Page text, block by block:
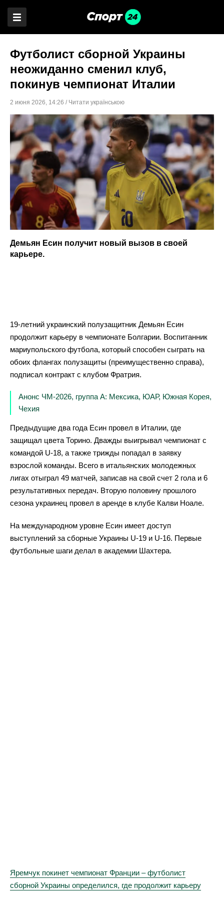
Футболист сборной Украины
неожиданно сменил клуб,
покинув чемпионат Италии
2 июня 2026, 14:26 / Читати українською
Демьян Есин получит новый вызов в своей
карьере.
19-летний украинский полузащитник Демьян Есин
продолжит карьеру в чемпионате Болгарии. Воспитанник
мариупольского футбола, который способен сыграть на
обоих флангах полузащиты (преимущественно справа),
подписал контракт с клубом Фратрия.
Анонс ЧМ-2026, группа А: Мексика, ЮАР, Южная Корея,
Чехия
Предыдущие два года Есин провел в Италии, где
защищал цвета Торино. Дважды выигрывал чемпионат с
командой U-18, а также трижды попадал в заявку
взрослой команды. Всего в итальянских молодежных
лигах отыграл 49 матчей, записав на свой счет 2 гола и 6
результативных передач. Вторую половину прошлого
сезона украинец провел в аренде в клубе Калви Ноале.
На международном уровне Есин имеет доступ
выступлений за сборные Украины U-19 и U-16. Первые
футбольные шаги делал в академии Шахтера.
Яремчук покинет чемпионат Франции – футболист
сборной Украины определился, где продолжит карьеру